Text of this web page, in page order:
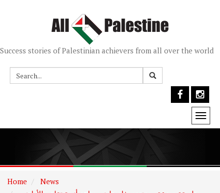
Success stories of Palestinian achievers from all over the world
Home
News